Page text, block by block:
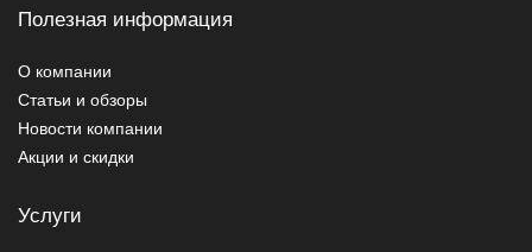
Полезная информация
О компании
Статьи и обзоры
Новости компании
Акции и скидки
Услуги